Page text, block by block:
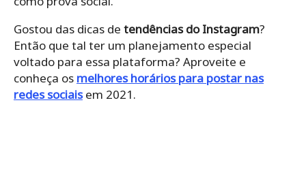
Gostou das dicas de tendências do Instagram?
Então que tal ter um planejamento especial
voltado para essa plataforma? Aproveite e
conheça os melhores horários para postar nas
redes sociaisem 2021.